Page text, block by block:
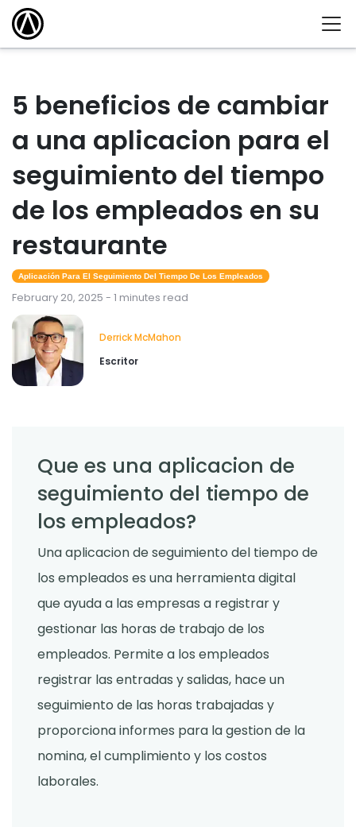
5 beneficios de cambiar
a una aplicacion para el
seguimiento del tiempo
de los empleados en su
restaurante
Aplicación Para El Seguimiento Del Tiempo De Los Empleados
February 20, 2025 - 1 minutes read
Derrick McMahon
Escritor
Que es una aplicacion de
seguimiento del tiempo de
los empleados?
Una aplicacion de seguimiento del tiempo de
los empleados es una herramienta digital
que ayuda a las empresas a registrar y
gestionar las horas de trabajo de los
empleados. Permite a los empleados
registrar las entradas y salidas, hace un
seguimiento de las horas trabajadas y
proporciona informes para la gestion de la
nomina, el cumplimiento y los costos
laborales.